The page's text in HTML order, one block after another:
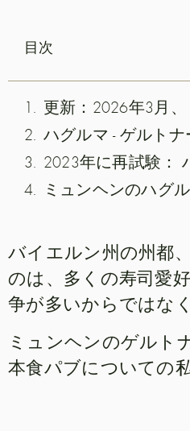
目次
更新：2026年3月
ハグルマ - ゲルト
ミュンヘンのハグ
バイエルン州の州都
のは、多くの寿司愛
争が多いからではな
ミュンヘンのゲルト
本食パブについての